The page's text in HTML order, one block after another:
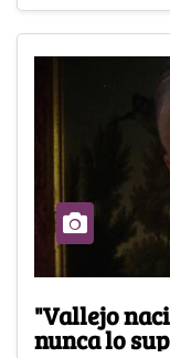
"Vallejo
nunca lo